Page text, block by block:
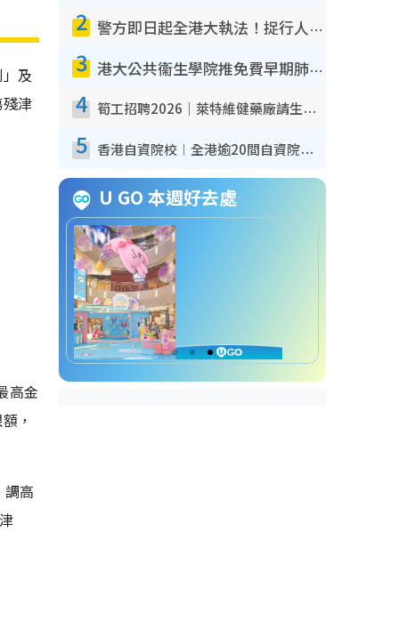
及
津
高金
，
高
2 警方即日起全港大執法！捉行人亂過馬路+司機不專注駕駛！亂過馬路罰$2000
3 港大公共衞生學院推免費早期肺癌篩查！合資格人士將獲全額資助定期血液化驗／電腦斷層掃描／風險評估
4 筍工招聘2026｜萊特維健藥廠請生產操作員！月薪高達$1.7萬 冷氣廠房/五天工作/保證雙糧
5 香港自資院校︱全港逾20間自資院校課程報名攻略 留位費可退/申請日期/報名連結
U GO 本週好去處